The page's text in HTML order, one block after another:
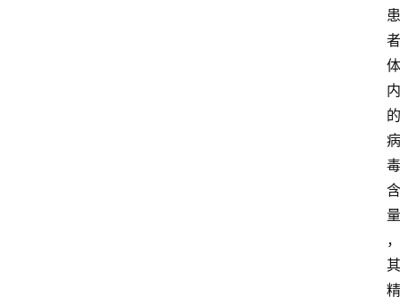
患
者
体
内
的
病
毒
含
量
，
其
精